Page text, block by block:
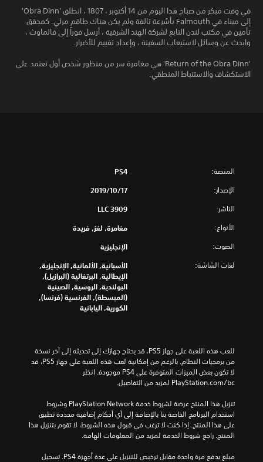
في وقت مبكر من صباح هذا اليوم من 14 أكتوبر ، 1807 ، انطلق 'Obra Dinn'
إلى ميناء في Falmouth بأشرعة تالفة ولم يكن هناك طاقم مرئي. كمحقق
تأمين في مكتب لندن التابع لشركة الهند الشرقية ، أرسل فوراً إلى فالماوث ،
وابحث عن وسائل لاستيعاب السفينة ، وإعداد تقييم للأضرار.
'Return of the Obra Dinn' هي مغامرة سر من منظور شخص أول تعتمد على
الاستكشاف والاستنباط المنطقي.
المنصة: PS4
الإصدار: 17‏/10‏/2019
الناشر: 3909 LLC
الأنواع: مغامرة, لغز, فريدة
الصوت: الإنجليزية
لغات الشاشة:
الأسبانية, الألمانية, الإنجليزية,
الإيطالية, البرتغالية (البرازيل),
البولندية, الروسية, الصينية
(المبسطة), الفرنسية (فرنسا),
الكورية, اليابانية
‎PlayStation.com/bc لمزيد من التفاصيل.
المنتج. راجع شروط الخدمة لمزيد من المعلومات الهامة.